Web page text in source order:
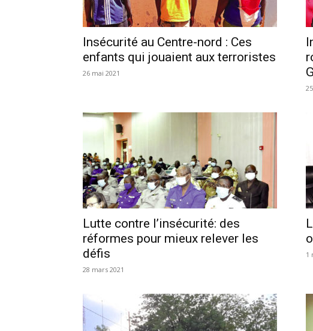
Insécurité au Centre-nord : Ces
enfants qui jouaient aux terroristes
26 mai 2021
Lutte contre l’insécurité: des
réformes pour mieux relever les
défis
28 mars 2021
1